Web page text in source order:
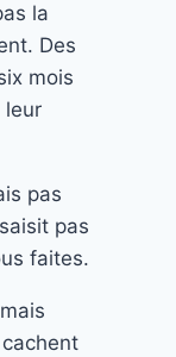
la
Des
mois
leur
pas
pas
faites.